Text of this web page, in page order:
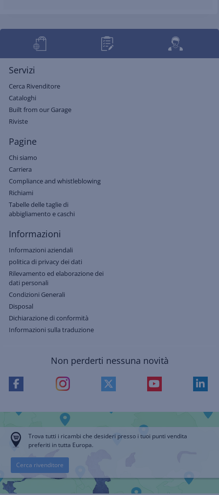
Servizi
Cerca Rivenditore
Cataloghi
Built from our Garage
Riviste
Pagine
Chi siamo
Carriera
Compliance and whistleblowing
Richiami
Tabelle delle taglie di
abbigliamento e caschi
Informazioni
Informazioni aziendali
politica di privacy dei dati
Rilevamento ed elaborazione dei
dati personali
Condizioni Generali
Disposal
Dichiarazione di conformità
Informazioni sulla traduzione
Non perderti nessuna novità
Trova tutti i ricambi che desideri presso i tuoi punti vendita
preferiti in tutta Europa.
Cerca rivenditore